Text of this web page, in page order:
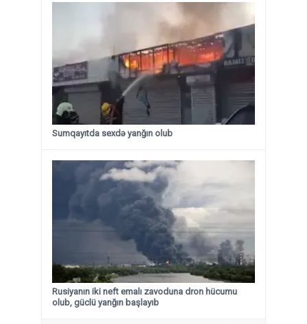
Sumqayıtda sexdə yanğın olub
Rusiyanın iki neft emalı zavoduna dron hücumu
olub, güclü yanğın başlayıb